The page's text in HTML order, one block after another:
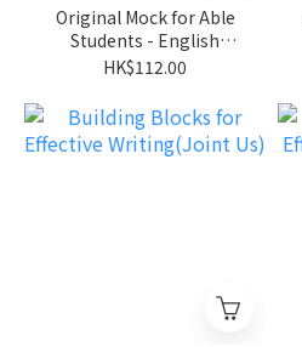
Original Mock for Able
Students - English
F1(Joint Us)
HK$112.00